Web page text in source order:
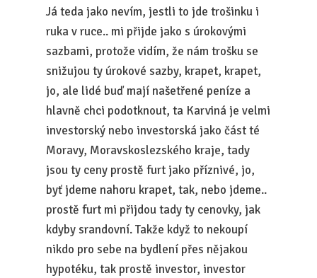
Já teda jako nevím, jestli to jde trošinku i
ruka v ruce.. mi přijde jako s úrokovými
sazbami, protože vidím, že nám trošku se
snižujou ty úrokové sazby, krapet, krapet,
jo, ale lidé buď mají našetřené peníze a
hlavně chci podotknout, ta Karviná je velmi
investorský nebo investorská jako část té
Moravy, Moravskoslezského kraje, tady
jsou ty ceny prostě furt jako příznivé, jo,
byť jdeme nahoru krapet, tak, nebo jdeme..
prostě furt mi přijdou tady ty cenovky, jak
kdyby srandovní. Takže když to nekoupí
nikdo pro sebe na bydlení přes nějakou
hypotéku, tak prostě investor, investor